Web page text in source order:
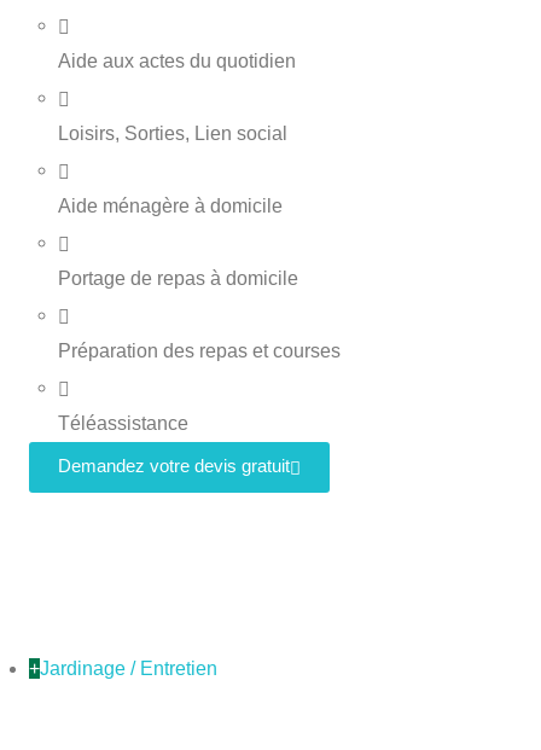
Aide aux actes du quotidien
Loisirs, Sorties, Lien social
Aide ménagère à domicile
Portage de repas à domicile
Préparation des repas et courses
Téléassistance
Demandez votre devis gratuit
+Jardinage / Entretien